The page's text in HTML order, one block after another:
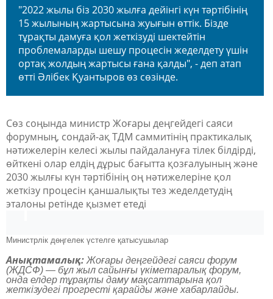
"2022 жылы біз 2030 жылға дейінгі күн тәртібінің
15 жылының жартысына жуығын өттік. Бізде
тұрақты дамуға қол жеткізуді шектейтін
проблемаларды шешу процесін жеделдету үшін
ортақ жолдың жартысы ғана қалды", - деп атап
өтті Әлібек Қуантыров өз сөзінде.
Сөз соңында министр Жоғары деңгейдегі саяси
форумның, сондай-ақ ТДМ саммитінің практикалық
нәтижелерін келесі жылы пайдалануға тілек білдірді,
өйткені олар елдің дұрыс бағытта қозғалуының және
2030 жылғы күн тәртібінің оң нәтижелеріне қол
жеткізу процесін қаншалықты тез жеделдетудің
эталоны ретінде қызмет етедi
Министрлік дөңгелек үстелге қатысушылар
Анықтамалық: Жоғары деңгейдегі саяси форум
(ЖДСФ) — бұл жыл сайынғы үкіметаралық форум,
онда елдер тұрақты даму мақсаттарына қол
жеткізудегі прогресті қарайды және хабарлайды.